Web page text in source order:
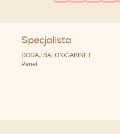
Specjalista
DODAJ SALON/GABINET
Panel